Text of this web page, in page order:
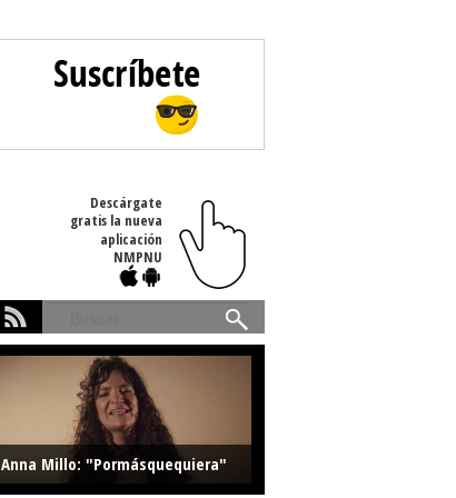
Descárgate
gratis la nueva
aplicación
NMPNU
Buscar
Anna Millo: "Pormásquequiera"